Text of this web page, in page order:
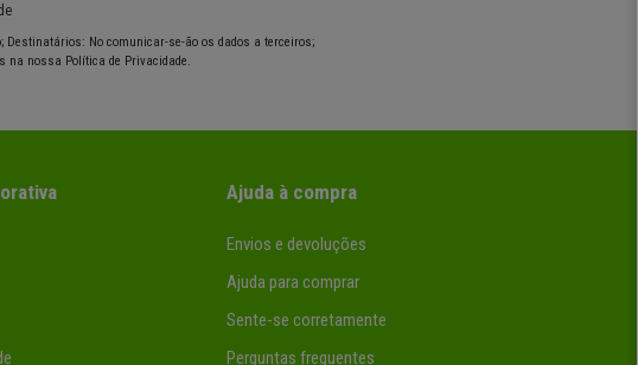
Destinatários: No comunicar-se-ão os dados a terceiros;
na nossa Política de Privacidade.
Ajuda à compra
Envios e devoluções
Ajuda para comprar
Sente-se corretamente
Perguntas frequentes